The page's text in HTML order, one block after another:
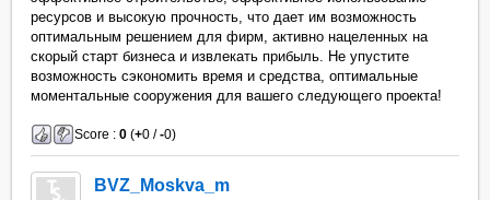
ресурсов и высокую прочность, что дает им возможность
оптимальным решением для фирм, активно нацеленных на
скорый старт бизнеса и извлекать прибыль. Не упустите
возможность сэкономить время и средства, оптимальные
моментальные сооружения для вашего следующего проекта!
Score :0 (+0 /-0)
BVZ_Moskva_m